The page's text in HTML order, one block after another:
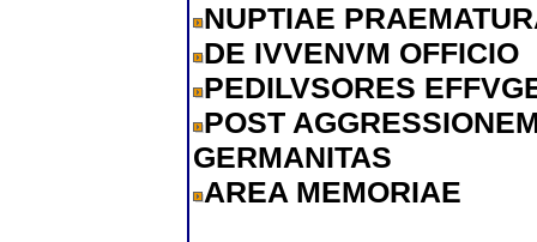
NUPTIAE
DE IVVENVM OFFICIO
PEDILVSORES
POST
GERMANITAS
AREA MEMORIAE